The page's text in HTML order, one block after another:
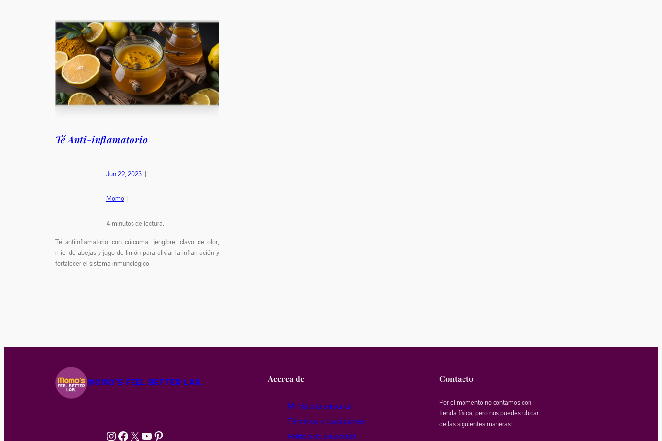
Té Anti-inflamatorio
Jun 22, 2023 |
Momo |
4minutos de lectura.
Té antiinflamatorio con cúrcuma, jengibre, clavo de olor,
miel de abejas y jugo de limón para aliviar la inflamación y
fortalecer el sistema inmunológico.
MOMO'S FEEL BETTER LAB.
Instagram Facebook X YouTube Pinterest
Acerca de
Mi historia personal
Términos y condiciones
Política de privacidad
Contacto
Por el momento no contamos con
tienda física, pero nos puedes ubicar
de las siguientes maneras: